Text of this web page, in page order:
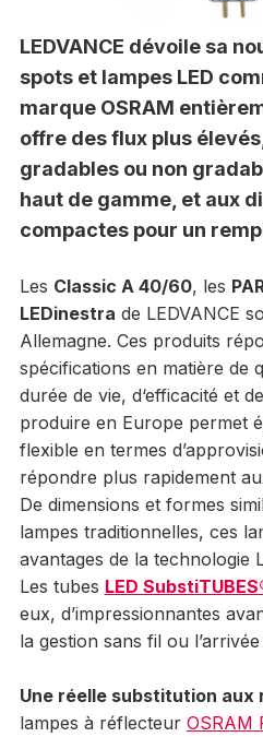
LEDVANCE dévoile sa
spots et lampes LED
marque OSRAM
offre des flux plus
gradables ou non
haut de gamme, et aux
compactes pour un
Les Classic A 40/60, les
LEDinestra de LEDVANCE
Allemagne. Ces produits
spécifications en matière de
durée de vie, d‘efficacité et
produire en Europe permet
flexible en termes
répondre plus rapidement
De dimensions et formes
lampes traditionnelles, ces
avantages de la technologie
Les tubes LED
eux, d’impressionnantes
la gestion sans fil ou
Une réelle substitution
lampes à réflecteur OSRAM